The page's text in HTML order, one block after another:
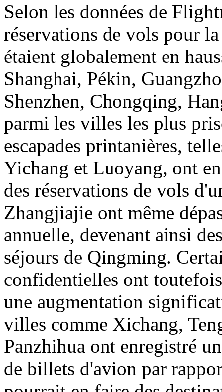
Selon les données de
réservations de vols pour
étaient globalement en
Shanghai, Pékin,
Shenzhen, Chongqing,
parmi les villes les plus
escapades printanières,
Yichang et Luoyang, ont
des réservations de vols
Zhangjiajie ont même
annuelle, devenant ainsi
séjours de Qingming.
confidentielles ont
une augmentation
villes comme Xichang,
Panzhihua ont enregistré
de billets d'avion par